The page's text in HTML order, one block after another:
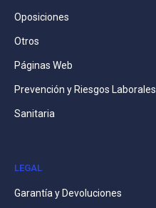
Oposiciones
Otros
Páginas Web
Prevención y Riesgos Laborales
Sanitaria
LEGAL
Garantía y Devoluciones